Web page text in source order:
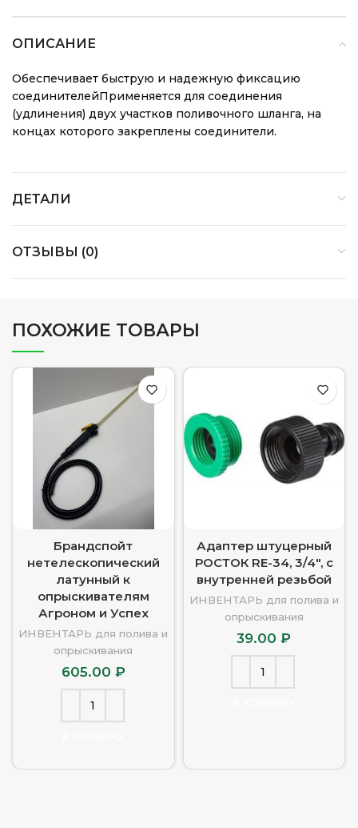
ОПИСАНИЕ
Обеспечивает быструю и надежную фиксацию
соединителейПрименяется для соединения
(удлинения) двух участков поливочного шланга, на
концах которого закреплены соединители.
ДЕТАЛИ
ОТЗЫВЫ (0)
ПОХОЖИЕ ТОВАРЫ
Брандспойт
нетелескопический
латунный к
опрыскивателям
Агроном и Успех
ИНВЕНТАРЬ для полива и
опрыскивания
605.00 ₽
Адаптер штуцерный
РОСТОК RE-34, 3/4″, с
внутренней резьбой
ИНВЕНТАРЬ для полива и
опрыскивания
39.00₽